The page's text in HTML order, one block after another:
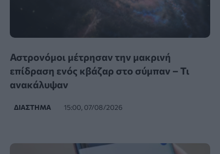
Αστρονόμοι μέτρησαν την μακρινή
επίδραση ενός κβάζαρ στο σύμπαν – Τι
ανακάλυψαν
ΔΙΆΣΤΗΜΑ 15:00, 07/08/2026